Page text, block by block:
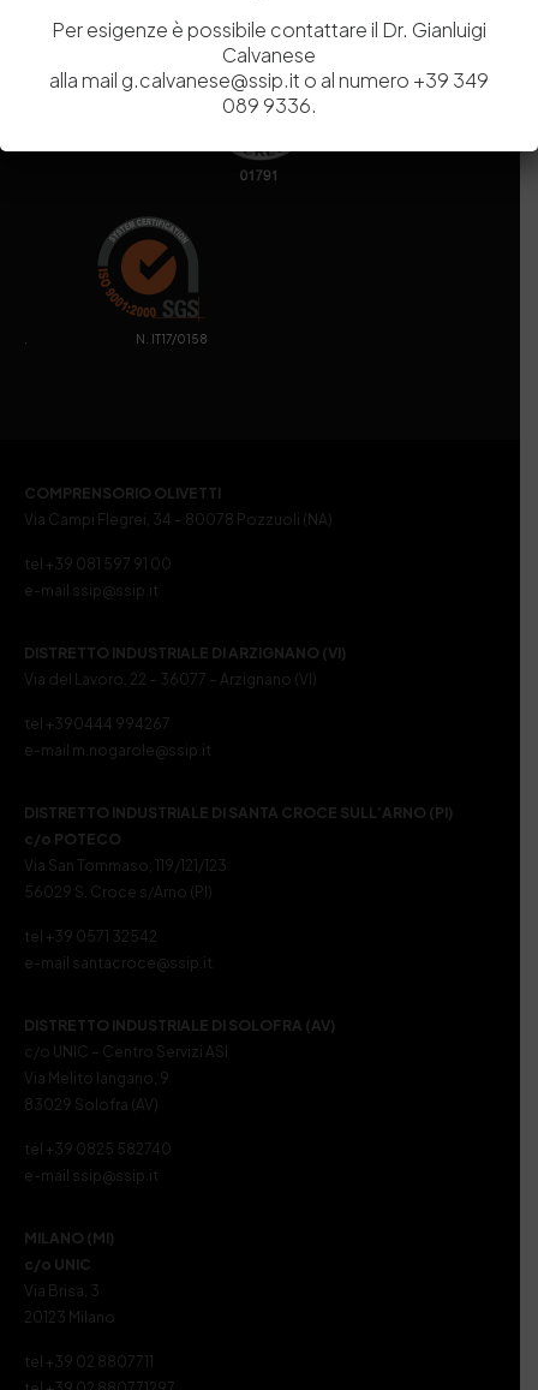
. N. IT17/0158
COMPRENSORIO OLIVETTI
Via Campi Flegrei, 34 – 80078 Pozzuoli (NA)
tel +39 081 597 91 00
e-mail ssip@ssip.it
DISTRETTO INDUSTRIALE DI ARZIGNANO (VI)
Via del Lavoro, 22 – 36077 – Arzignano (VI)
tel +390444 994267
e-mail m.nogarole@ssip.it
DISTRETTO INDUSTRIALE DI SANTA CROCE SULL’ARNO (PI)
c/o POTECO
Via San Tommaso, 119/121/123
56029 S. Croce s/Arno (PI)
tel +39 0571 32542
e-mail santacroce@ssip.it
DISTRETTO INDUSTRIALE DI SOLOFRA (AV)
c/o UNIC – Centro Servizi ASI
Via Melito Iangano, 9
83029 Solofra (AV)
tel +39 0825 582740
e-mail ssip@ssip.it
MILANO (MI)
c/o UNIC
Via Brisa, 3
20123 Milano
tel +39 02 8807711
Per esigenze è possibile contattare il Dr. Gianluigi
Calvanese
alla mail g.calvanese@ssip.it o al numero +39 349
089 9336.